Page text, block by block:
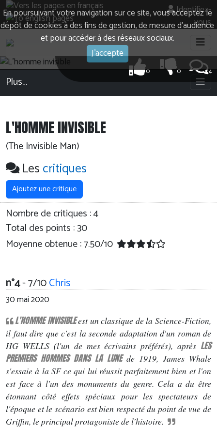
En poursuivant votre navigation sur ce site, vous acceptez le
dépôt de cookies à des fins de gestion, de mesure d’audience
et pour accéder à des réseaux sociaux.
J'accepte
Identifiez-
vous
4
0
0
Plus…
L'HOMME INVISIBLE
(The Invisible Man)
Lescritiques
Ajoutez une critique
Nombre de critiques :4
Total des points : 30
Moyenne obtenue :7.50/10
n°4- 7/10Chris
30 mai 2020
L'HOMME INVISIBLEest un classique de la Science-Fiction,
il faut dire que c'est la seconde adaptation d'un roman de
HG WELLS (l'un de mes écrivains préférés), après LES
PREMIERS HOMMES DANS LA LUNEde 1919, James Whale
s'essaie à la SF ce qui lui réussit parfaitement bien et l'on
est face à l'un des monuments du genre. Cela a du être
étonnant côté effets spéciaux pour les spectateurs de
l'époque et le scénario est bien respecté du point de vue de
Griffin, le principal protagoniste de l'histoire.